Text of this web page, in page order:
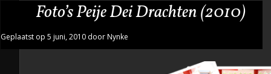
Foto’s Peije Dei Drachten (2010)
Geplaatst op 5 juni, 2010 door Nynke